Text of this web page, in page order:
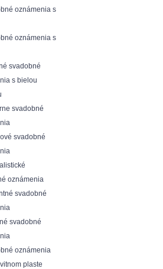
oznámenia s
oznámenia s
svadobné
s bielou
svadobné
svadobné
oznámenia
svadobné
svadobné
oznámenia
plaste